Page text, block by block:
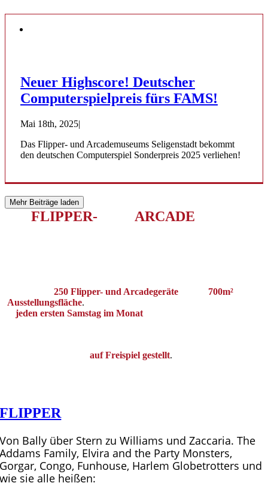
Neuer Highscore! Deutscher
Computerspielpreis fürs FAMS!
Mai 18th, 2025|
Das Flipper- und Arcademuseums Seligenstadt bekommt
den deutschen Computerspiel Sonderpreis 2025 verliehen!
Mehr Beiträge laden
DASFLIPPER- ARCADE
250 Flipper- und Arcadegeräte
700m²
Ausstellungsfläche.
jeden ersten Samstag im Monat
auf Freispiel gestellt.
FLIPPER
Von Bally über Stern zu Williams und Zaccaria. The
Addams Family, Elvira and the Party Monsters,
Gorgar, Congo, Funhouse, Harlem Globetrotters und
wie sie alle heißen: